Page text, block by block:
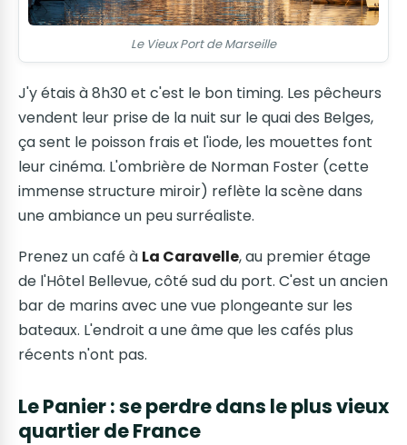
Le Vieux Port de Marseille
J'y étais à 8h30 et c'est le bon timing. Les pêcheurs
vendent leur prise de la nuit sur le quai des Belges,
ça sent le poisson frais et l'iode, les mouettes font
leur cinéma. L'ombrière de Norman Foster (cette
immense structure miroir) reflète la scène dans
une ambiance un peu surréaliste.
Prenez un café à La Caravelle, au premier étage
de l'Hôtel Bellevue, côté sud du port. C'est un ancien
bar de marins avec une vue plongeante sur les
bateaux. L'endroit a une âme que les cafés plus
récents n'ont pas.
Le Panier : se perdre dans le plus vieux
quartier de France